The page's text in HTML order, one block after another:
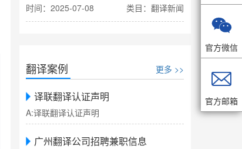
时间：2025-07-08 类目：翻译新闻
翻译案例 更多 >>
译联翻译认证声明
A:译联翻译认证声明
广州翻译公司招聘兼职信息

官方微信

官方邮箱